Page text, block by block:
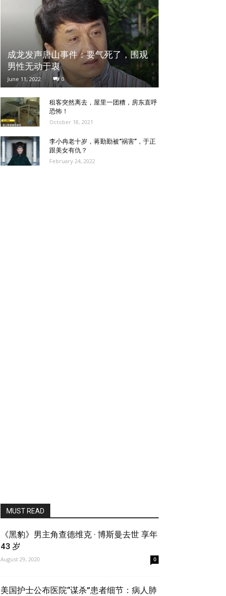
成龙发声唐山事件：要气死了，围观
男性无动于衷
June 11, 2022 0
租客突然离去，屋里一团糟，房东直呼
恐怖！
October 18, 2021
李小冉老十岁，蒋勤勤被“祸害”，于正
跟美女有仇？
February 24, 2022
MUST READ
《黑豹》男主角查德维克 · 博斯曼去世 享年
43 岁
August 29, 2020 0
美国护士公布医院“谋杀”患者细节：病人肺